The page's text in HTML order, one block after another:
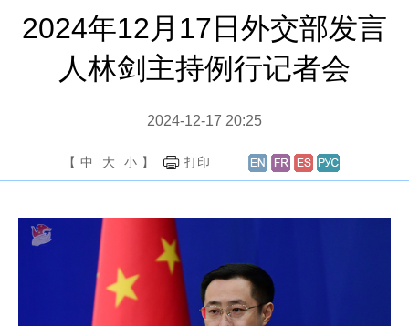
2024年12月17日外交部发言
人林剑主持例行记者会
2024-12-17 20:25
【 中 大 小 】 打印